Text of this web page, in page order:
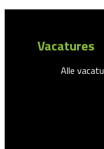
Vacatures
Alle